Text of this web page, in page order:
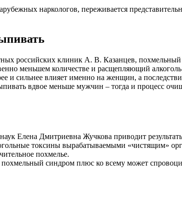
наркологов, переживается
российских клиник А. В. Казанцев,
меньшем количестве и расщепляющий
и сильнее влияет именно на женщин, а
вдвое меньше мужчин – тогда и процесс
Елена Дмитриевна Жучкова приводит
токсины вырабатываемыми «чистящим»
похмелье.
синдром плюс ко всему может